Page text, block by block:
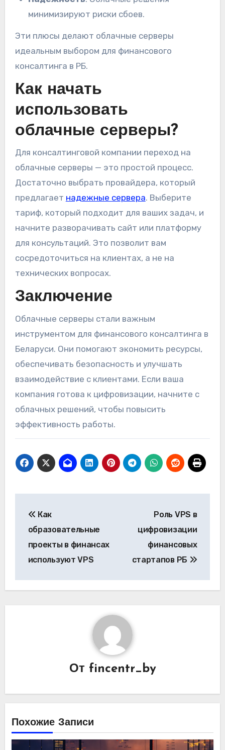
минимизируют риски сбоев.
Эти плюсы делают облачные серверы
идеальным выбором для финансового
консалтинга в РБ.
Как начать
использовать
облачные серверы?
Для консалтинговой компании переход на
облачные серверы — это простой процесс.
Достаточно выбрать провайдера, который
предлагает надежные сервера. Выберите
тариф, который подходит для ваших задач, и
начните разворачивать сайт или платформу
для консультаций. Это позволит вам
сосредоточиться на клиентах, а не на
технических вопросах.
Заключение
Облачные серверы стали важным
инструментом для финансового консалтинга в
Беларуси. Они помогают экономить ресурсы,
обеспечивать безопасность и улучшать
взаимодействие с клиентами. Если ваша
компания готова к цифровизации, начните с
облачных решений, чтобы повысить
эффективность работы.
по
записям
Как
образовательные
проекты в финансах
используют VPS
Роль VPS в
цифровизации
финансовых
стартапов РБ
От fincentr_by
Похожие Записи